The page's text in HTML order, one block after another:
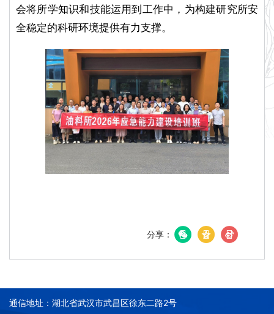
会将所学知识和技能运用到工作中，为构建研究所安
全稳定的科研环境提供有力支撑。
分享：
通信地址：湖北省武汉市武昌区徐东二路2号